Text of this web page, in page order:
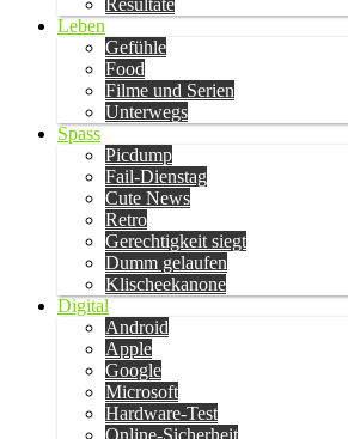
Resultate
Leben
Gefühle
Food
Filme und Serien
Unterwegs
Spass
Picdump
Fail-Dienstag
Cute News
Retro
Gerechtigkeit siegt
Dumm gelaufen
Klischeekanone
Digital
Android
Apple
Google
Microsoft
Hardware-Test
Online-Sicherheit